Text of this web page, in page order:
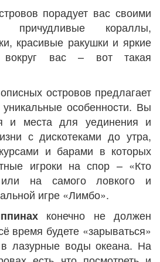
порадует вас своими
причудливые кораллы,
красивые ракушки и яркие
вас – вот такая
островов предлагает
особенности. Вы
и места для уединения и
с дискотеками до утра,
и барами в которых
игроки на спор – «Кто
на самого ловкого и
игре «Лимбо».
конечно не должен
время будете «зарываться»
лазурные воды океана. На